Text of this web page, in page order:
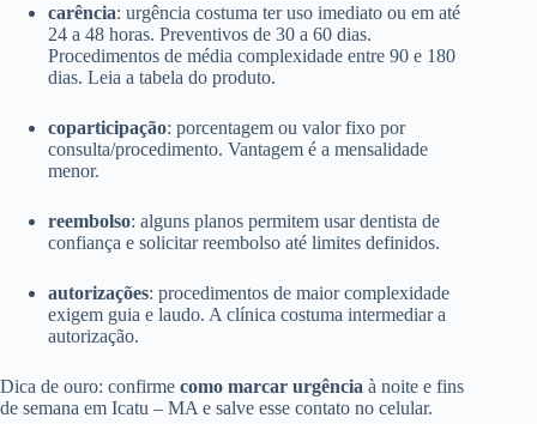
carência: urgência costuma ter uso imediato ou em até
24 a 48 horas. Preventivos de 30 a 60 dias.
Procedimentos de média complexidade entre 90 e 180
dias. Leia a tabela do produto.
coparticipação: porcentagem ou valor fixo por
consulta/procedimento. Vantagem é a mensalidade
menor.
reembolso: alguns planos permitem usar dentista de
confiança e solicitar reembolso até limites definidos.
autorizações: procedimentos de maior complexidade
exigem guia e laudo. A clínica costuma intermediar a
autorização.
Dica de ouro: confirme como marcar urgência à noite e fins
de semana em Icatu – MA e salve esse contato no celular.